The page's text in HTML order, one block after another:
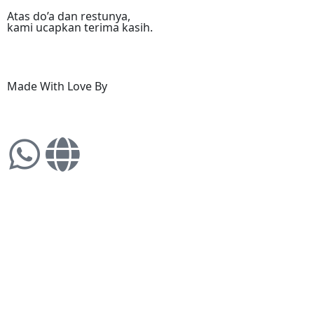
Atas do’a dan restunya,
kami ucapkan terima kasih.
Made With Love By